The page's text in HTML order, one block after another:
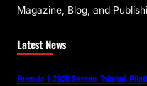
Magazine, Blog, and
Latest News
Formula 1 2025 Sezonu: Takvimi,